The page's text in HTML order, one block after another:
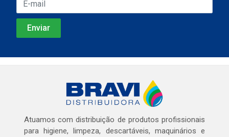
Atuamos com distribuição de produtos profissionais
para higiene, limpeza, descartáveis, maquinários e